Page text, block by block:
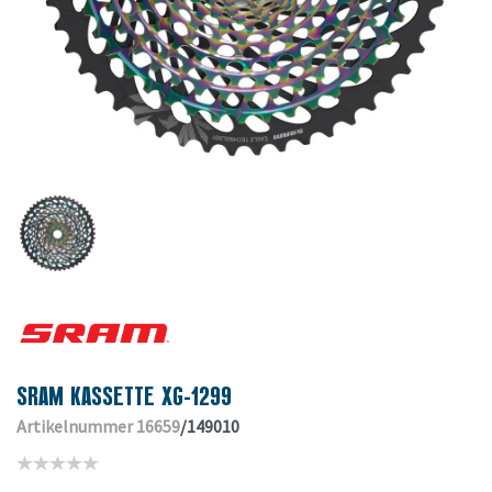
SRAM KASSETTE XG-1299
Artikelnummer 16659/149010